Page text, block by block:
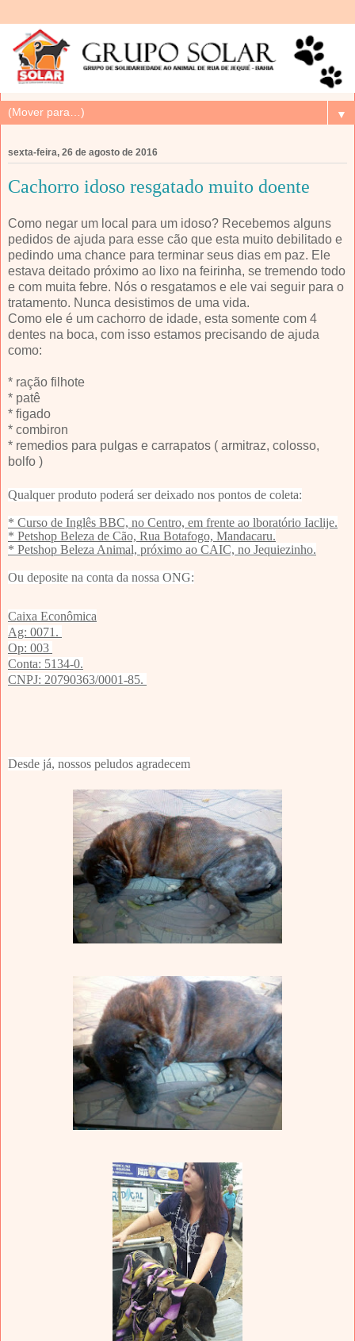
▼
sexta-feira, 26 de agosto de 2016
Cachorro idoso resgatado muito doente
Como negar um local para um idoso? Recebemos alguns
pedidos de ajuda para esse cão que esta muito debilitado e
pedindo uma chance para terminar seus dias em paz. Ele
estava deitado próximo ao lixo na feirinha, se tremendo todo
e com muita febre. Nós o resgatamos e ele vai seguir para o
tratamento. Nunca desistimos de uma vida.
Como ele é um cachorro de idade, esta somente com 4
dentes na boca, com isso estamos precisando de ajuda
como:
* ração filhote
* patê
* figado
* combiron
* remedios para pulgas e carrapatos ( armitraz, colosso,
bolfo )
Qualquer produto poderá ser deixado nos pontos de coleta:
* Curso de Inglês BBC, no Centro, em frente ao lboratório Iaclije.
* Petshop Beleza de Cão, Rua Botafogo, Mandacaru.
* Petshop Beleza Animal, próximo ao CAIC, no Jequiezinho.
Ou deposite na conta da nossa ONG:
Caixa Econômica
Ag: 0071.
Op: 003
Conta: 5134-0.
CNPJ: 20790363/0001-85.
Desde já, nossos peludos agradecem